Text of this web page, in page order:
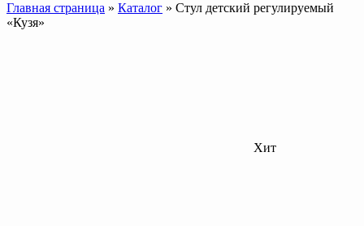
Главная страница » Каталог » Стул детский регулируемый
«Кузя»
Хит